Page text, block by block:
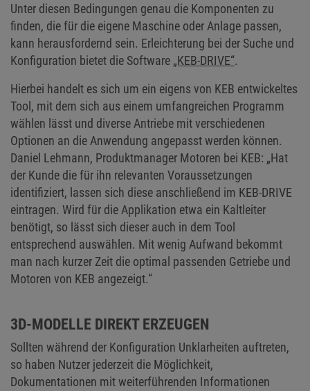
Unter diesen Bedingungen genau die Komponenten zu
finden, die für die eigene Maschine oder Anlage passen,
kann herausfordernd sein. Erleichterung bei der Suche und
Konfiguration bietet die Software „KEB-DRIVE“.
Hierbei handelt es sich um ein eigens von KEB entwickeltes
Tool, mit dem sich aus einem umfangreichen Programm
wählen lässt und diverse Antriebe mit verschiedenen
Optionen an die Anwendung angepasst werden können.
Daniel Lehmann, Produktmanager Motoren bei KEB: „Hat
der Kunde die für ihn relevanten Voraussetzungen
identifiziert, lassen sich diese anschließend im KEB-DRIVE
eintragen. Wird für die Applikation etwa ein Kaltleiter
benötigt, so lässt sich dieser auch in dem Tool
entsprechend auswählen. Mit wenig Aufwand bekommt
man nach kurzer Zeit die optimal passenden Getriebe und
Motoren von KEB angezeigt.“
3D-MODELLE DIREKT ERZEUGEN
Sollten während der Konfiguration Unklarheiten auftreten,
so haben Nutzer jederzeit die Möglichkeit,
Dokumentationen mit weiterführenden Informationen